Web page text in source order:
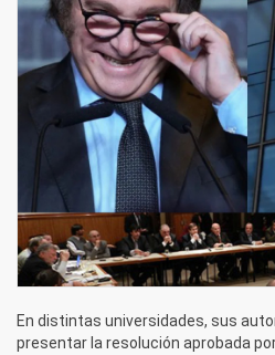
En distintas universidades, sus
presentar la resolución aprobada